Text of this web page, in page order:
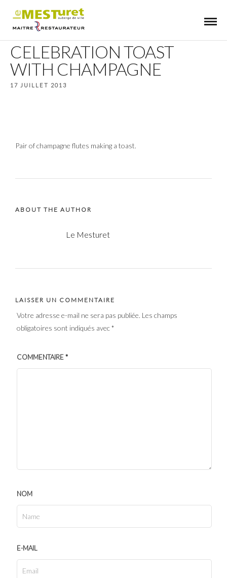
CELEBRATION TOAST
WITH CHAMPAGNE
17 JUILLET 2013
Pair of champagne flutes making a toast.
ABOUT THE AUTHOR
Le Mesturet
LAISSER UN COMMENTAIRE
Votre adresse e-mail ne sera pas publiée. Les champs
obligatoires sont indiqués avec*
COMMENTAIRE*
NOM
E-MAIL